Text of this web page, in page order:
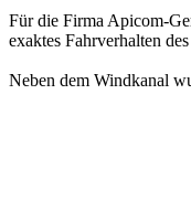
Für die Firma Apicom-
exaktes Fahrverhalten
Neben dem Windkanal